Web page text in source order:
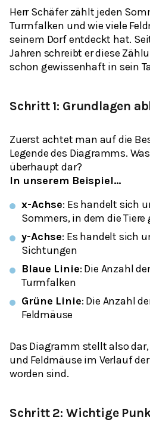
Herr Schäfer zählt jeden
Turmfalken und wie viele
seinem Dorf entdeckt hat.
Jahren schreibt er diese
schon gewissenhaft in sein
Schritt 1: Grundlagen
Zuerst achtet man auf die
Legende des Diagramms.
überhaupt dar?
In unserem Beispiel…
x-Achse: Es handelt sich
Sommers, in dem die
y-Achse: Es handelt sich
Sichtungen
Blaue Linie: Die Anzahl
Turmfalken
Grüne Linie: Die Anzahl
Feldmäuse
Das Diagramm stellt also
und Feldmäuse im Verlauf
worden sind.
Schritt 2: Wichtige